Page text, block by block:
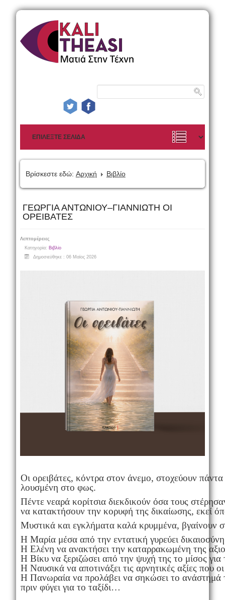
Βρίσκεστε εδώ: Αρχική Βιβλίο
ΓΕΩΡΓΙΑ ΑΝΤΩΝΙΟΥ–ΓΙΑΝΝΙΩΤΗ ΟΙ
ΟΡΕΙΒΑΤΕΣ
Λεπτομέρειες
Κατηγορία: Βιβλίο
Δημοσιεύθηκε : 06 Μαϊος 2026
Οι ορειβάτες, κόντρα στον άνεμο, στοχεύουν
λουσμένη στο φως.
Πέντε νεαρά κορίτσια διεκδικούν όσα τους
να κατακτήσουν την κορυφή της δικαίωσης, εκεί
Μυστικά και εγκλήματα καλά κρυμμένα, βγαίνουν
Η Μαρία μέσα από την εντατική γυρεύει
Η Ελένη να ανακτήσει την καταρρακωμένη της
Η Βίκυ να ξεριζώσει από την ψυχή της το μίσος για
Η Ναυσικά να αποτινάξει τις αρνητικές αξίες που
Η Πανωραία να προλάβει να σηκώσει το ανάστημά
πριν φύγει για το ταξίδι…